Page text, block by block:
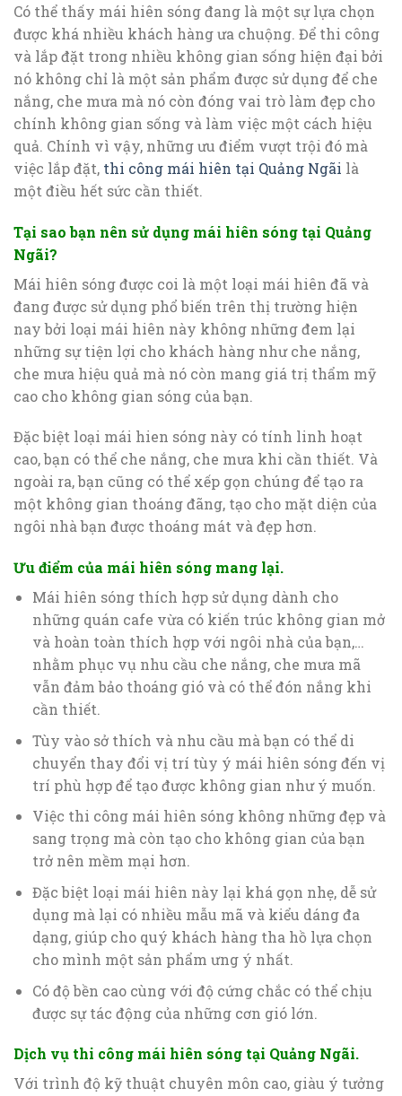
Có thể thấy mái hiên sóng đang là một sự lựa chọn
được khá nhiều khách hàng ưa chuộng. Để thi công
và lắp đặt trong nhiều không gian sống hiện đại bởi
nó không chỉ là một sản phẩm được sử dụng để che
nắng, che mưa mà nó còn đóng vai trò làm đẹp cho
chính không gian sống và làm việc một cách hiệu
quả. Chính vì vậy, những ưu điểm vượt trội đó mà
việc lắp đặt, thi công mái hiên tại Quảng Ngãi là
một điều hết sức cần thiết.
Tại sao bạn nên sử dụng mái hiên sóng tại Quảng
Ngãi?
Mái hiên sóng được coi là một loại mái hiên đã và
đang được sử dụng phổ biến trên thị trường hiện
nay bởi loại mái hiên này không những đem lại
những sự tiện lợi cho khách hàng như che nắng,
che mưa hiệu quả mà nó còn mang giá trị thẩm mỹ
cao cho không gian sóng của bạn.
Đặc biệt loại mái hien sóng này có tính linh hoạt
cao, bạn có thể che nắng, che mưa khi cần thiết. Và
ngoài ra, bạn cũng có thể xếp gọn chúng để tạo ra
một không gian thoáng đãng, tạo cho mặt diện của
ngôi nhà bạn được thoáng mát và đẹp hơn.
Ưu điểm của mái hiên sóng mang lại.
Mái hiên sóng thích hợp sử dụng dành cho
những quán cafe vừa có kiến trúc không gian mở
và hoàn toàn thích hợp với ngôi nhà của bạn,…
nhằm phục vụ nhu cầu che nắng, che mưa mã
vẫn đảm bảo thoáng gió và có thể đón nắng khi
cần thiết.
Tùy vào sở thích và nhu cầu mà bạn có thể di
chuyển thay đổi vị trí tùy ý mái hiên sóng đến vị
trí phù hợp để tạo được không gian như ý muốn.
Việc thi công mái hiên sóng không những đẹp và
sang trọng mà còn tạo cho không gian của bạn
trở nên mềm mại hơn.
Đặc biệt loại mái hiên này lại khá gọn nhẹ, dễ sử
dụng mà lại có nhiều mẫu mã và kiểu dáng đa
dạng, giúp cho quý khách hàng tha hồ lựa chọn
cho mình một sản phẩm ưng ý nhất.
Có độ bền cao cùng với độ cứng chắc có thể chịu
được sự tác động của những cơn gió lớn.
Dịch vụ thi công mái hiên sóng tại Quảng Ngãi.
Với trình độ kỹ thuật chuyên môn cao, giàu ý tưởng